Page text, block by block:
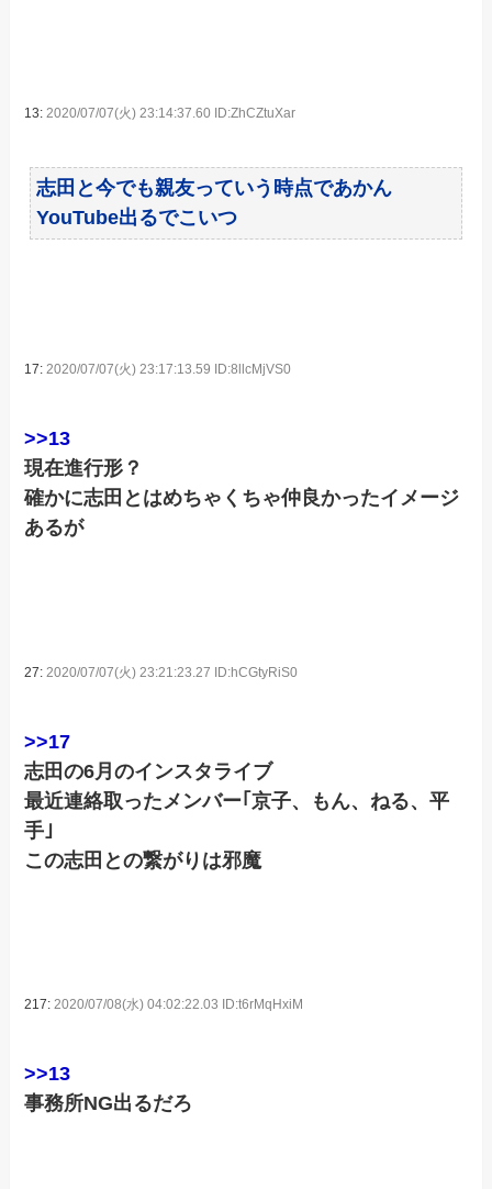
13: 2020/07/07(火) 23:14:37.60 ID:ZhCZtuXar
志田と今でも親友っていう時点であかん
YouTube出るでこいつ
17:2020/07/07(火) 23:17:13.59 ID:8llcMjVS0
>>13
現在進行形？
確かに志田とはめちゃくちゃ仲良かったイメージ
あるが
27:2020/07/07(火) 23:21:23.27 ID:hCGtyRiS0
>>17
志田の6月のインスタライブ
最近連絡取ったメンバー｢京子、もん、ねる、平
手｣
この志田との繋がりは邪魔
217:2020/07/08(水) 04:02:22.03 ID:t6rMqHxiM
>>13
事務所NG出るだろ